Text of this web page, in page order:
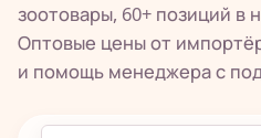
зоотовары, 60+ позиций в
Оптовые цены от
и помощь менеджера с